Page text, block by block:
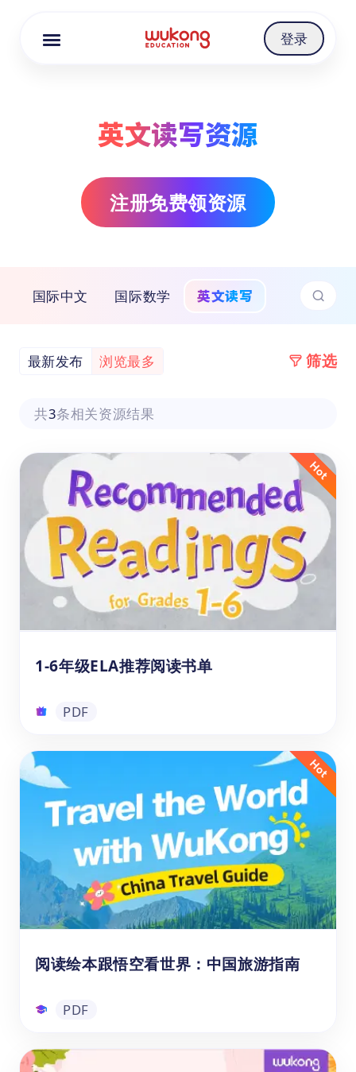
登录
英文读写资源
注册免费领资源
国际中文 国际数学 英文读写
最新发布 浏览最多 筛选
共3条相关资源结果
1-6年级ELA推荐阅读书单
PDF
1-6年级ELA推荐阅读书单
悟空ELA推荐阅读书单是专为6-12岁学生量身
定制的分级阅读指南，覆盖小学1至6年级。
书单精选题材丰富、难度递进的优质英文读
物，既有轻松有趣的入门故事，也有引人深思
的进阶文本，兼顾不同阅读水平与兴趣偏好，
旨在通过多元阅读体验激发孩子的想象力、培
养批判思维，并持续拓展其认知边界与英语能
力。
PDF
阅读绘本跟悟空看世界：中国旅游指南
PDF
阅读绘本跟悟空看世界：中国旅游指南